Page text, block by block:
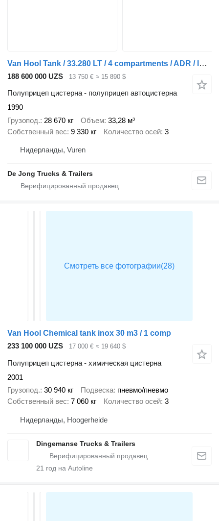
Van Hool Tank / 33.280 LT / 4 compartments / ADR / Inox
188 600 000 UZS 13 750 € ≈ 15 890 $
Полуприцеп цистерна - полуприцеп автоцистерна
1990
Грузопод. 28 670 кг Объем 33,28 м³
Собственный вес 9 330 кг Количество осей 3
Нидерланды, Vuren
De Jong Trucks & Trailers
Van Hool Chemical tank inox 30 m3 / 1 comp
233 100 000 UZS
17 000 € ≈ 19 640 $
Полуприцеп цистерна - химическая цистерна
2001
Грузопод. 30 940 кг Подвеска пневмо/пневмо
Собственный вес 7 060 кг Количество осей 3
Нидерланды, Hoogerheide
Dingemanse Trucks & Trailers
21 год на Autoline